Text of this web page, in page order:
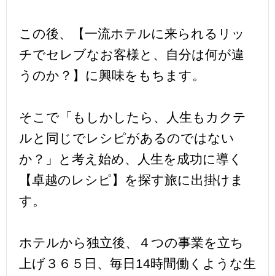
この後、【一流ホテルに来られるリッ
チでセレブなお客様と、自分は何が違
うのか？】に興味をもちます。
そこで「もしかしたら、人生もカクテ
ルと同じでレシピがあるのではない
か？」と考え始め、人生を成功に導く
【卓越のレシピ】を探す旅に出掛けま
す。
ホテルから独立後、４つの事業を立ち
上げ３６５日、毎日14時間働くような生